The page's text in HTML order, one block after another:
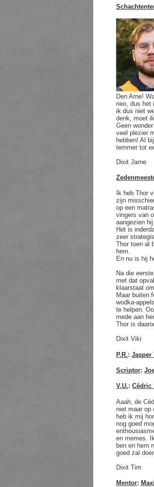
Den Arne!
neo, dus het
ik dus niet
denk, moet
Geen
veel plezier
hebben! Al
temmer tot
Dixit Jarne
Ik heb Thor
zijn
op een
vingers van
aangezien
Het is
zeer
Thor toen al
hem.
En nu is hij
Na die
met dat
klaarstaat
Maar buiten
wodka-
te helpen.
mede aan
Thor is
Dixit Viki
P.R.: Jasper
Scriptor:
V.U.: Cédric
Aaah, de
niet maar op
heb ik mij
nog goed
en memes.
ben en hem
goed zal
Dixit Tim
Mentor: